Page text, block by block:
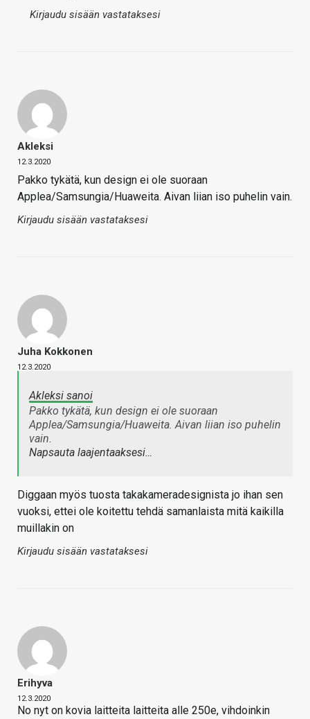
Kirjaudu sisään vastataksesi
Akleksi
12.3.2020
Pakko tykätä, kun design ei ole suoraan
Applea/Samsungia/Huaweita. Aivan liian iso puhelin vain.
Kirjaudu sisään vastataksesi
Juha Kokkonen
12.3.2020
Akleksi sanoi
Pakko tykätä, kun design ei ole suoraan
Applea/Samsungia/Huaweita. Aivan liian iso puhelin
vain.
Napsauta laajentaaksesi…
Diggaan myös tuosta takakameradesignista jo ihan sen
vuoksi, ettei ole koitettu tehdä samanlaista mitä kaikilla
muillakin on
Kirjaudu sisään vastataksesi
Erihyva
12.3.2020
No nyt on kovia laitteita laitteita alle 250e, vihdoinkin